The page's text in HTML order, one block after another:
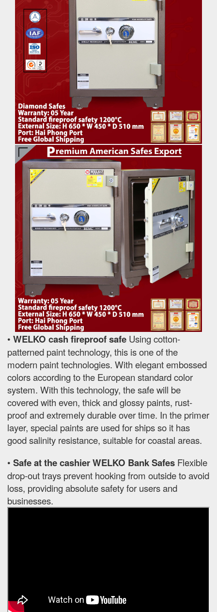
• WELKO cash fireproof safe Using cotton-
patterned paint technology, this is one of the
modern paint technologies. With elegant embossed
colors according to the European standard color
system. With this technology, the safe will be
covered with even, thick and glossy paints, rust-
proof and extremely durable over time. In the primer
layer, special paints are used for ships so it has
good salinity resistance, suitable for coastal areas.
• Safe at the cashier WELKO Bank Safes Flexible
drop-out trays prevent hooking from outside to avoid
loss, providing absolute safety for users and
businesses.